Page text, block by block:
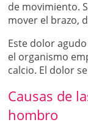
de movimiento.
mover el brazo,
Este dolor
el organismo
calcio. El dolor
Causas de
hombro